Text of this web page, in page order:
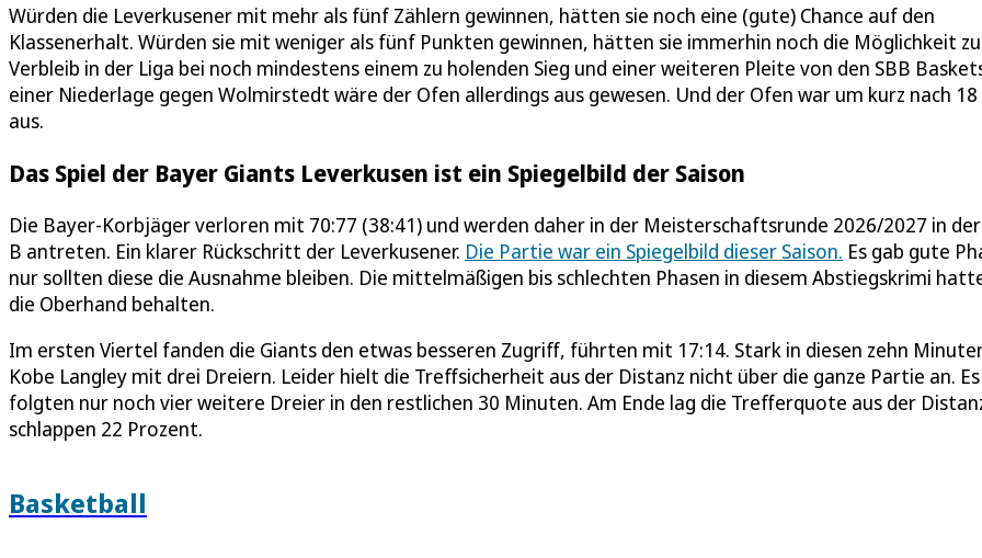
Würden die Leverkusener mit mehr als fünf Zählern gewinnen, hätten sie noch eine (gute) Chance auf den
Klassenerhalt. Würden sie mit weniger als fünf Punkten gewinnen, hätten sie immerhin noch die Möglichkeit
Verbleib in der Liga bei noch mindestens einem zu holenden Sieg und einer weiteren Pleite von den SBB
einer Niederlage gegen Wolmirstedt wäre der Ofen allerdings aus gewesen. Und der Ofen war um kurz nach
aus.
Das Spiel der Bayer Giants Leverkusen ist ein Spiegelbild der Saison
Die Bayer-Korbjäger verloren mit 70:77 (38:41) und werden daher in der Meisterschaftsrunde 2026/2027 in
B antreten. Ein klarer Rückschritt der Leverkusener. Die Partie war ein Spiegelbild dieser Saison. Es gab gute
nur sollten diese die Ausnahme bleiben. Die mittelmäßigen bis schlechten Phasen in diesem Abstiegskrimi
die Oberhand behalten.
Im ersten Viertel fanden die Giants den etwas besseren Zugriff, führten mit 17:14. Stark in diesen zehn
Kobe Langley mit drei Dreiern. Leider hielt die Treffsicherheit aus der Distanz nicht über die ganze Partie an. Es
folgten nur noch vier weitere Dreier in den restlichen 30 Minuten. Am Ende lag die Trefferquote aus der
schlappen 22 Prozent.
Basketball